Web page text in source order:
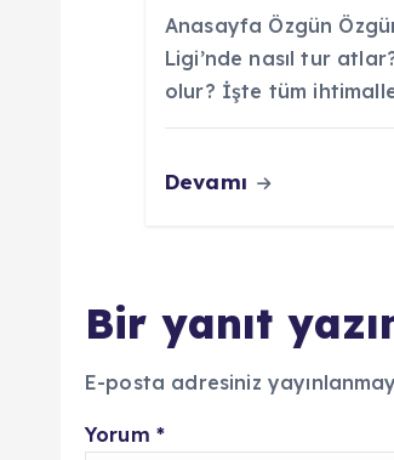
Anasayfa Özgün
Ligi’nde nasıl tur
olur? İşte tüm
Devamı
Bir yanıt
E-posta adresiniz
Yorum *